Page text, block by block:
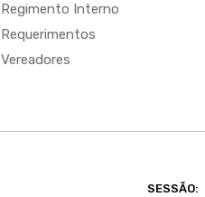
Regimento Interno
Requerimentos
Vereadores
SESSÃO: